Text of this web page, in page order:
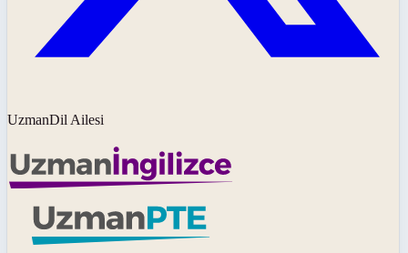
UzmanDil Ailesi